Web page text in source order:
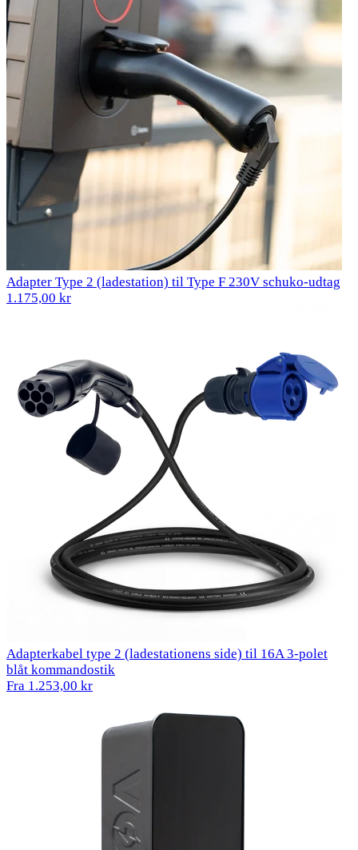
Adapter Type 2 (ladestation) til Type F 230V schuko-udtag
1.175,00 kr
Adapterkabel type 2 (ladestationens side) til 16A 3-polet
blåt kommandostik
Fra 1.253,00 kr